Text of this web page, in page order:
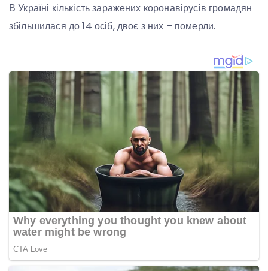
В Україні кількість заражених коронавірусів громадян
збільшилася до 14 осіб, двоє з них – померли.